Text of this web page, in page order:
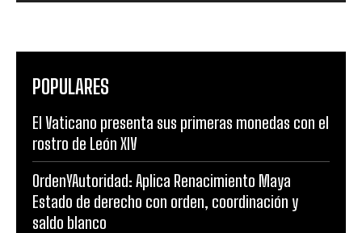
POPULARES
El Vaticano presenta sus primeras monedas con el
rostro de León XIV
OrdenYAutoridad: Aplica Renacimiento Maya
Estado de derecho con orden, coordinación y
saldo blanco